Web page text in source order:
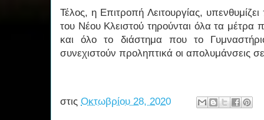
Τέλος, η Επιτροπή Λειτουργίας,
του Νέου Κλειστού τηρούνται όλα τα μέτρα
και όλο το διάστημα που το
συνεχιστούν προληπτικά οι απολυμάνσεις
στις Οκτωβρίου 28, 2020